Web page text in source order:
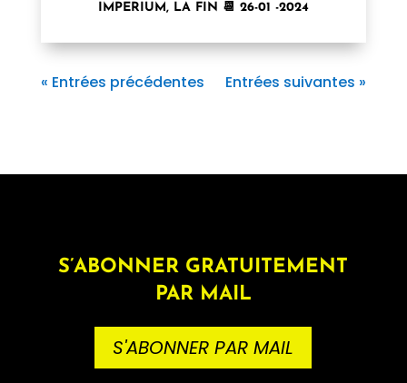
IMPERIUM, LA FIN 📆 26-01 -2024
« Entrées précédentes Entrées suivantes »
S’ABONNER GRATUITEMENT
PAR MAIL
S'ABONNER PAR MAIL